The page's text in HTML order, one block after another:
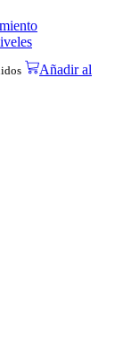
Añadir al